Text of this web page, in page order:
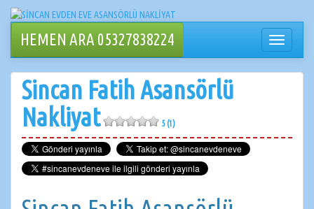
İçeriğe
geçin
HEMEN ARA 05327838224
değiştir
Sincan Fatih Asansörlü
Nakliyat
5 (1)